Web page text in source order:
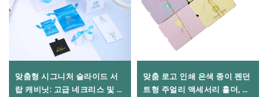
맞춤형 시그니처 슬라이드 서
랍 캐비닛: 고급 네크리스 및 반
맞춤 로고 인쇄 은색 종이 펜던
트형 주얼리 액세서리 홀더, 헤